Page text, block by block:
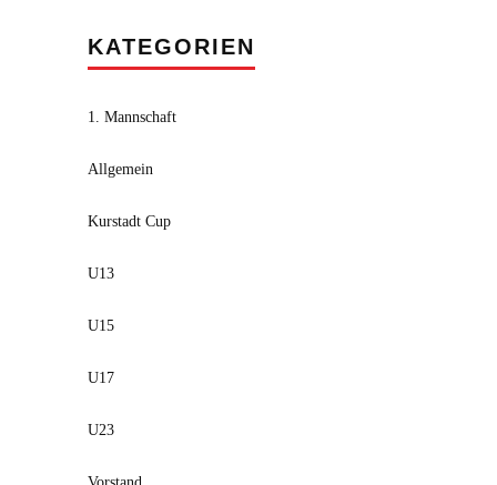
KATEGORIEN
1. Mannschaft
Allgemein
Kurstadt Cup
U13
U15
U17
U23
Vorstand